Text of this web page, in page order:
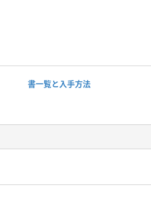
書一覧と入手方法